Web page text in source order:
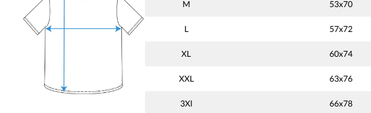
M 53x70
L 57x72
XL 60x74
XXL 63x76
3Xl
66x78